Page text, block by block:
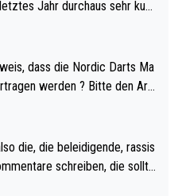
Qualifikation des Weltmei
war bei Archie Self letzt
Weltmeister durch
dass Mitchel sich das (in Ve
werden ? Bitte den Arti
die, die beleidigende, rassis
schreiben, die sollte